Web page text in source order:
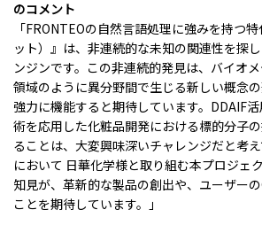
のコメント
「FRONTEOの自然言語処理に強みを持つ
ット）』は、非連続的な未知の関連性を探
ンジンです。この非連続的発見は、バイオ
領域のように異分野間で生じる新しい概念
強力に機能すると期待しています。DDAIF
術を応用した化粧品開発における標的分子
ることは、大変興味深いチャレンジだと考
において 日華化学様と取り組む本プロジェ
知見が、革新的な製品の創出や、ユーザー
ことを期待しています。」